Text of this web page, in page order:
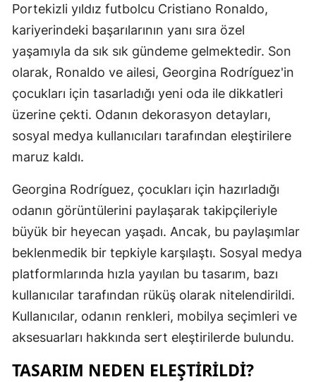
Elazığ
Erzincan
Erzurum
Eskişehir
Gaziantep
Gümüşhane
Hakkari
Hatay
Isparta
İstanbul
Portekizli yıldız futbolcu Cristiano Ronaldo,
kariyerindeki başarılarının yanı sıra özel
yaşamıyla da sık sık gündeme gelmektedir. Son
olarak, Ronaldo ve ailesi, Georgina Rodríguez'in
çocukları için tasarladığı yeni oda ile dikkatleri
üzerine çekti. Odanın dekorasyon detayları,
sosyal medya kullanıcıları tarafından eleştirilere
maruz kaldı.
Georgina Rodríguez, çocukları için hazırladığı
odanın görüntülerini paylaşarak takipçileriyle
büyük bir heyecan yaşadı. Ancak, bu paylaşımlar
beklenmedik bir tepkiyle karşılaştı. Sosyal medya
platformlarında hızla yayılan bu tasarım, bazı
kullanıcılar tarafından rüküş olarak nitelendirildi.
Kullanıcılar, odanın renkleri, mobilya seçimleri ve
aksesuarları hakkında sert eleştirilerde bulundu.
TASARIM NEDEN ELEŞTIRILDI?